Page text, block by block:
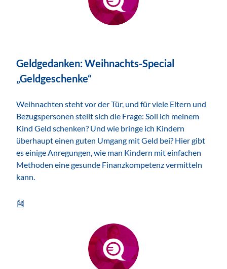
Geldgedanken: Weihnachts-Special
„Geldgeschenke“
Weihnachten steht vor der Tür, und für viele Eltern und
Bezugspersonen stellt sich die Frage: Soll ich meinem
Kind Geld schenken? Und wie bringe ich Kindern
überhaupt einen guten Umgang mit Geld bei? Hier gibt
es einige Anregungen, wie man Kindern mit einfachen
Methoden eine gesunde Finanzkompetenz vermitteln
kann.